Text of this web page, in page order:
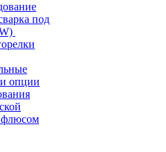
под
опции
флюсом